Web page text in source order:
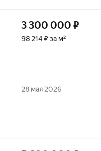
3 300 000 ₽
98 214 ₽ за м²
28 мая 2026